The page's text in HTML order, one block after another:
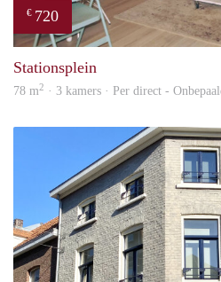
€ 720
Stationsplein
78 m2 · 3 kamers · Per direct -